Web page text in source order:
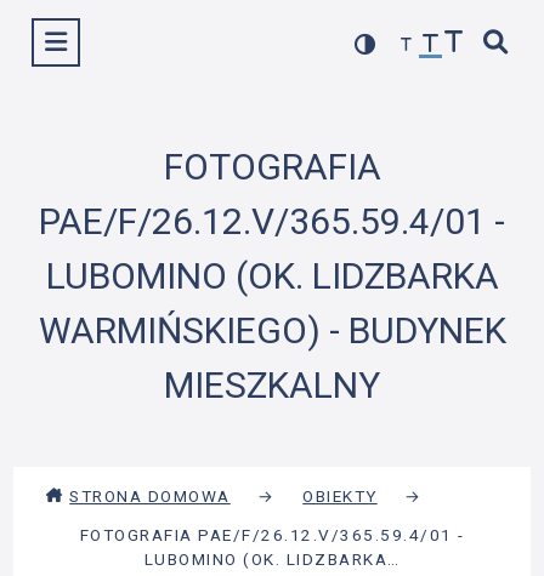
Wyświetl menu
FOTOGRAFIA
PAE/F/26.12.V/365.59.4/01 -
LUBOMINO (OK. LIDZBARKA
WARMIŃSKIEGO) - BUDYNEK
MIESZKALNY
STRONA DOMOWA → OBIEKTY
→
FOTOGRAFIA PAE/F/26.12.V/365.59.4/01 -
LUBOMINO (OK. LIDZBARKA…